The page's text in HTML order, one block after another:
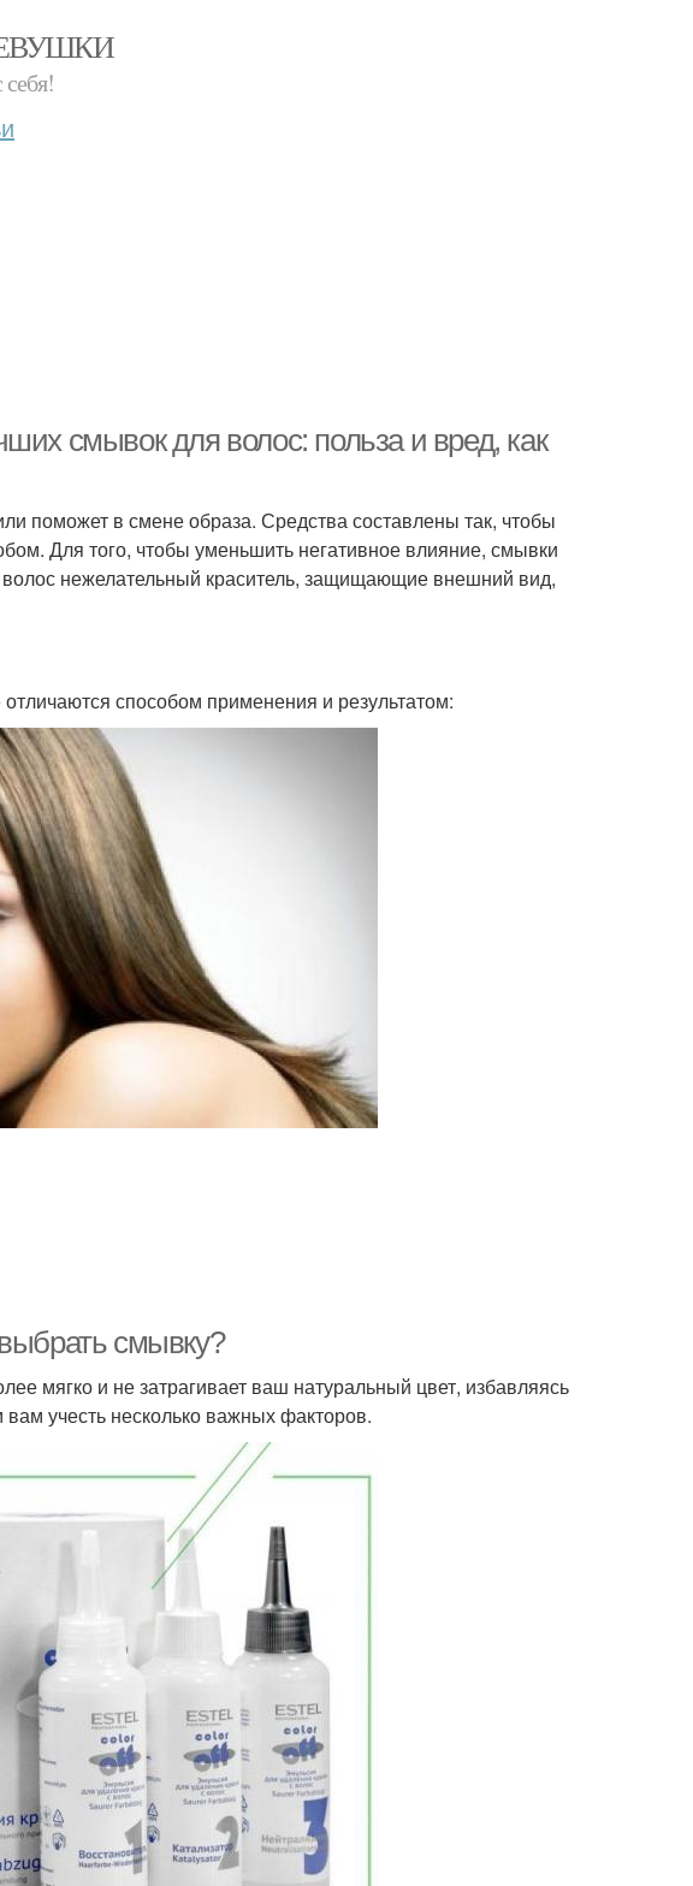
смывок для волос: польза и вред, как
поможет в смене образа. Средства составлены так, чтобы
Для того, чтобы уменьшить негативное влияние, смывки
нежелательный краситель, защищающие внешний вид,
способом применения и результатом:
смывку?
мягко и не затрагивает ваш натуральный цвет, избавляясь
учесть несколько важных факторов.